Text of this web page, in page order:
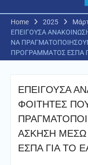
Home 2025
ΕΠΕΙΓΟΥΣΑ
ΝΑ
ΠΡΟΓΡΑΜΜΑΤΟΣ ΕΣΠΑ
ΕΠΕΙΓΟΥΣΑ
ΦΟΙΤΗΤΕΣ
ΑΣΚΗΣΗ
ΕΣΠΑ ΓΙΑ ΤΟ